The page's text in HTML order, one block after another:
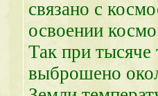
связано с
освоении
Так при тысяче
выброшено